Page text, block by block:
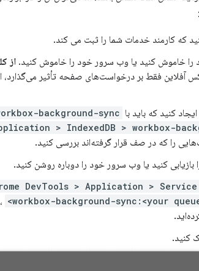
که کارمند خدمات شما را ثبت می کند.
را خاموش کنید یا وب سرور خود را خاموش کنید.
آفلاین فقط بر درخواست‌های صفحه تأثیر می‌گذارد،
کنید که باید با background-sync
> IndexedDB > workbox-
را که در صف قرار گرفته‌اند بررسی کنید.
بازیابی کنید یا وب سرور خود را دوباره روشن کنید.
DevTools > Application > Service
workbox-background-sync:<your queue